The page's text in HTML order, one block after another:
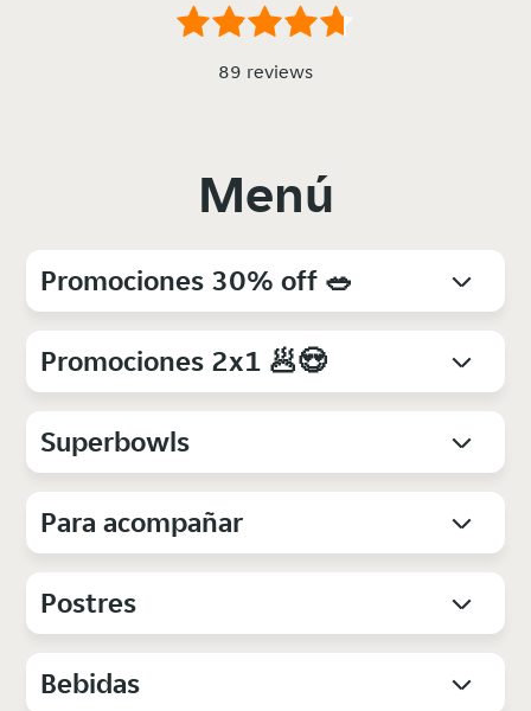
89 reviews
Menú
Promociones 30% off 🥗
Promociones 2x1 🥟😍
Superbowls
Para acompañar
Postres
Bebidas